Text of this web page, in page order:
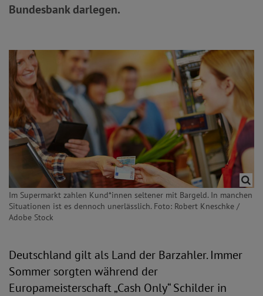
Bundesbank darlegen.
Im Supermarkt zahlen Kund*innen seltener mit Bargeld. In manchen
Situationen ist es dennoch unerlässlich. Foto: Robert Kneschke /
Adobe Stock
Deutschland gilt als Land der Barzahler. Immer
Sommer sorgten während der
Europameisterschaft „Cash Only“ Schilder in